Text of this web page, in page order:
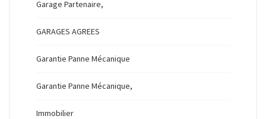
Garage Partenaire,
GARAGES AGREES
Garantie Panne Mécanique
Garantie Panne Mécanique,
Immobilier